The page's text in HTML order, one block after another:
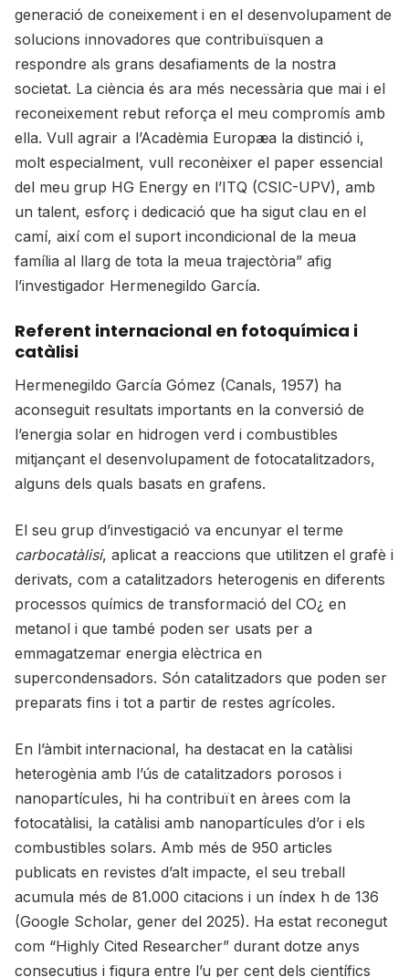
generació de coneixement i en el desenvolupament de
solucions innovadores que contribuïsquen a
respondre als grans desafiaments de la nostra
societat. La ciència és ara més necessària que mai i el
reconeixement rebut reforça el meu compromís amb
ella. Vull agrair a l’Acadèmia Europæa la distinció i,
molt especialment, vull reconèixer el paper essencial
del meu grup HG Energy en l’ITQ (CSIC-UPV), amb
un talent, esforç i dedicació que ha sigut clau en el
camí, així com el suport incondicional de la meua
família al llarg de tota la meua trajectòria” afig
l’investigador Hermenegildo García.
Referent internacional en fotoquímica i
catàlisi
Hermenegildo García Gómez (Canals, 1957) ha
aconseguit resultats importants en la conversió de
l’energia solar en hidrogen verd i combustibles
mitjançant el desenvolupament de fotocatalitzadors,
alguns dels quals basats en grafens.
El seu grup d’investigació va encunyar el terme
carbocatàlisi, aplicat a reaccions que utilitzen el grafè i
derivats, com a catalitzadors heterogenis en diferents
processos químics de transformació del CO¿ en
metanol i que també poden ser usats per a
emmagatzemar energia elèctrica en
supercondensadors. Són catalitzadors que poden ser
preparats fins i tot a partir de restes agrícoles.
En l’àmbit internacional, ha destacat en la catàlisi
heterogènia amb l’ús de catalitzadors porosos i
nanopartícules, hi ha contribuït en àrees com la
fotocatàlisi, la catàlisi amb nanopartícules d’or i els
combustibles solars. Amb més de 950 articles
publicats en revistes d’alt impacte, el seu treball
acumula més de 81.000 citacions i un índex h de 136
(Google Scholar, gener del 2025). Ha estat reconegut
com “Highly Cited Researcher” durant dotze anys
consecutius i figura entre l’u per cent dels científics